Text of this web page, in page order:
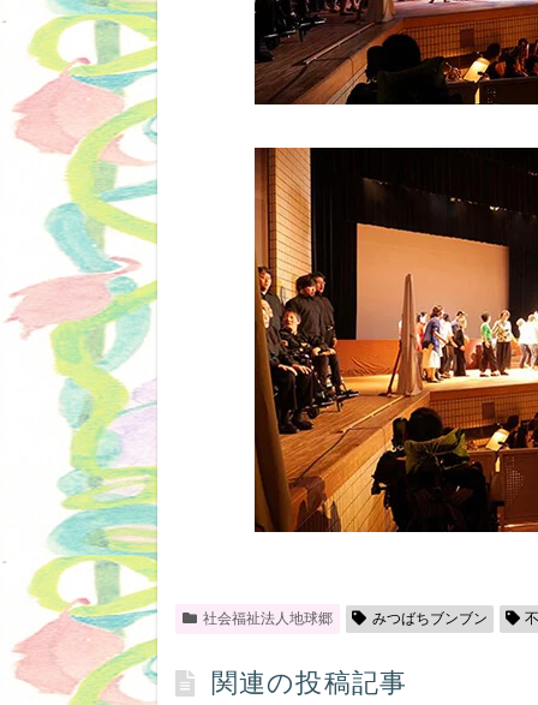
社会福祉法人地球郷 みつばちブンブン
関連の投稿記事